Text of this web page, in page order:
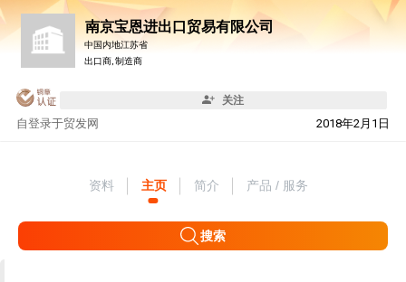
南京宝恩进出口贸易有限公司
中国内地江苏省
出口商, 制造商
关注
自 2018年2月1日
登录于贸发网
资料 主页 简介 产品 / 服务
搜索